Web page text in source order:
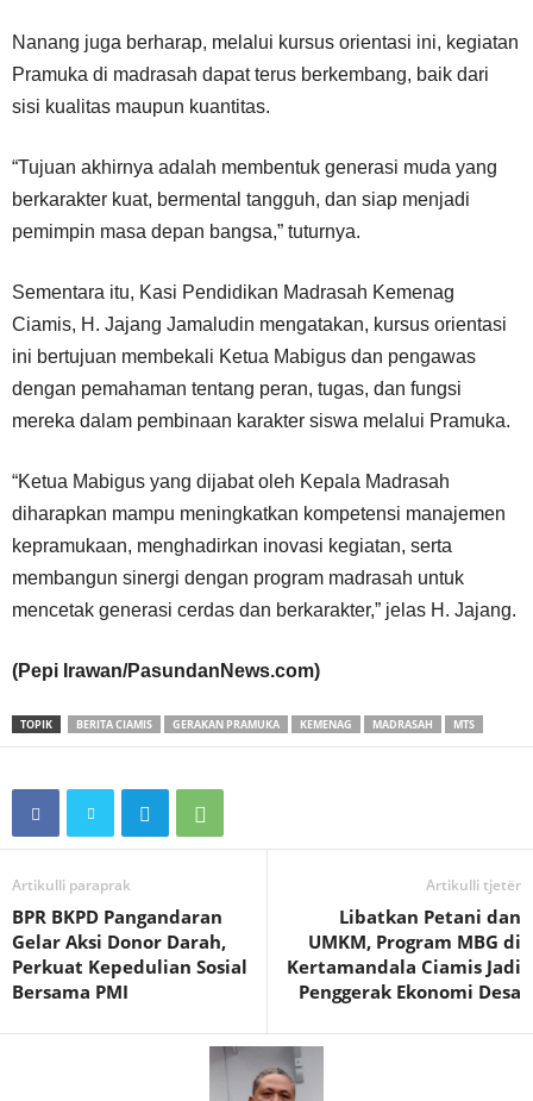
Nanang juga berharap, melalui kursus orientasi ini, kegiatan
Pramuka di madrasah dapat terus berkembang, baik dari
sisi kualitas maupun kuantitas.
“Tujuan akhirnya adalah membentuk generasi muda yang
berkarakter kuat, bermental tangguh, dan siap menjadi
pemimpin masa depan bangsa,” tuturnya.
Sementara itu, Kasi Pendidikan Madrasah Kemenag
Ciamis, H. Jajang Jamaludin mengatakan, kursus orientasi
ini bertujuan membekali Ketua Mabigus dan pengawas
dengan pemahaman tentang peran, tugas, dan fungsi
mereka dalam pembinaan karakter siswa melalui Pramuka.
“Ketua Mabigus yang dijabat oleh Kepala Madrasah
diharapkan mampu meningkatkan kompetensi manajemen
kepramukaan, menghadirkan inovasi kegiatan, serta
membangun sinergi dengan program madrasah untuk
mencetak generasi cerdas dan berkarakter,” jelas H. Jajang.
(Pepi Irawan/PasundanNews.com)
TOPIK BERITA CIAMIS GERAKAN PRAMUKA KEMENAG MADRASAH MTS
Artikulli paraprak
BPR BKPD Pangandaran
Gelar Aksi Donor Darah,
Perkuat Kepedulian Sosial
Bersama PMI
Artikulli tjetër
Libatkan Petani dan
UMKM, Program MBG di
Kertamandala Ciamis Jadi
Penggerak Ekonomi Desa